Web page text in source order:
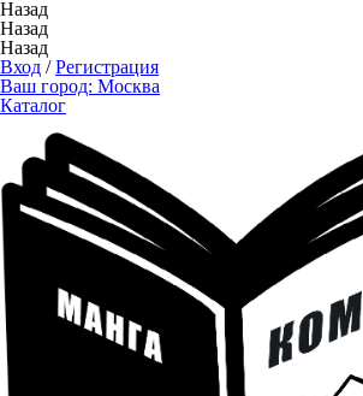
Назад
Назад
Назад
Вход /Регистрация
Ваш город: Москва
Каталог